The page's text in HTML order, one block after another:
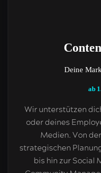
Deine
ab
Wir unterstützen
oder deines
Medien. Von
strategischen
bis hin zur Social